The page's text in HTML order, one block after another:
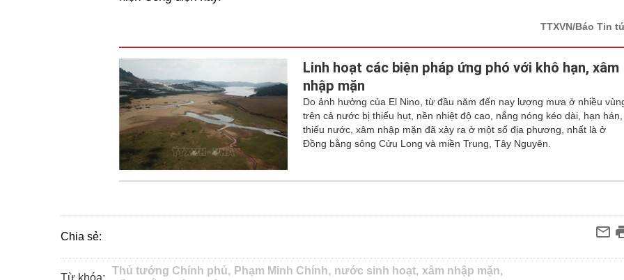
TTXVN/Báo Tin
Linh hoạt các biện pháp ứng phó với khô hạn, xâm
nhập mặn
Do ảnh hưởng của El Nino, từ đầu năm đến nay lượng mưa ở nhiều
trên cả nước bị thiếu hụt, nền nhiệt độ cao, nắng nóng kéo dài, hạn hán,
thiếu nước, xâm nhập mặn đã xảy ra ở một số địa phương, nhất là ở
Đồng bằng sông Cửu Long và miền Trung, Tây Nguyên.
Chia sẻ:
Từ khóa:
Thủ tướng Chính phủ, Phạm Minh Chính, nước sinh hoạt, xâm nhập mặn,